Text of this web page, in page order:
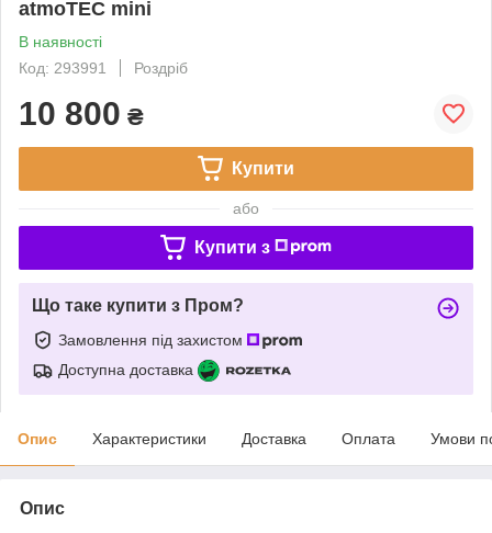
atmoTEC mini
В наявності
Код: 293991
Роздріб
10 800 ₴
Купити
або
Купити з
Що таке купити з Пром?
Замовлення під захистом
Доступна доставка
Опис Характеристики Доставка Оплата Умови
Опис